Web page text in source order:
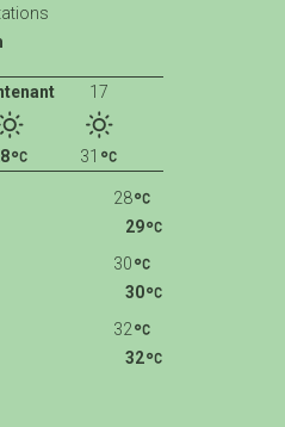
17
31
28
29
30
30
32
32